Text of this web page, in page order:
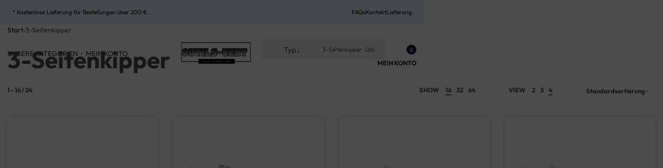
* Kostenlose Lieferung für Bestellungen über 200 €. FAQsKontaktLieferung
UNSERE KATEGORIEN MEIN KONTO 3-Seitenkipper (24) 0
MEIN KONTO
Start›3-Seitenkipper
3-Seitenkipper
1 -16/24 SHOW 16 32 64 VIEW 2 3 4 Standardsortierung